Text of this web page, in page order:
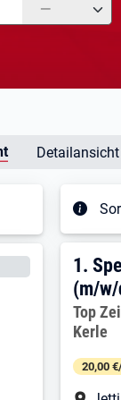
—
Detailansicht
1.
1.
(m/
Top
Kerle
20,00